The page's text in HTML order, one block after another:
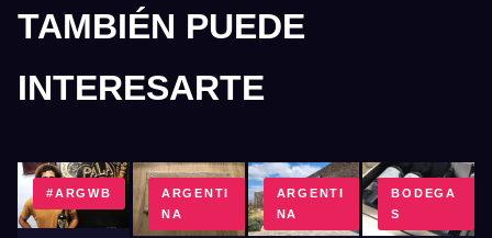
TAMBIÉN PUEDE
INTERESARTE
#ARGWB
ARGENTI
NA
ARGENTI
NA
BODEGA
S